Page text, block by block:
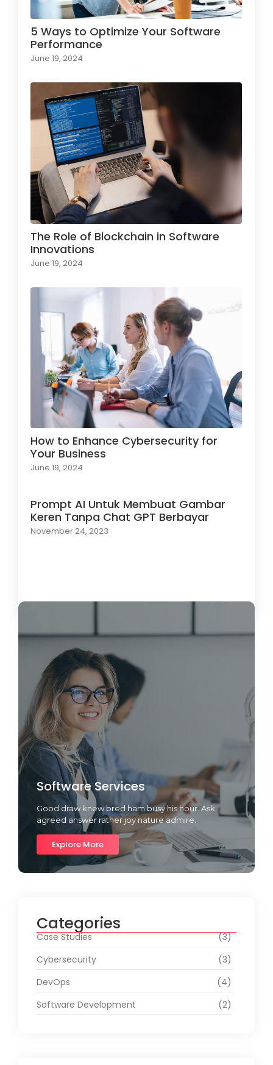
5 Ways to Optimize Your Software
Performance
June 19, 2024
The Role of Blockchain in Software
Innovations
June 19, 2024
How to Enhance Cybersecurity for
Your Business
June 19, 2024
Prompt AI Untuk Membuat Gambar
Keren Tanpa Chat GPT Berbayar
November 24, 2023
Software Services
Good draw knew bred ham busy his hour. Ask
agreed answer rather joy nature admire.
Explore More
Categories
Case Studies
(3)
Cybersecurity
(3)
DevOps
(4)
Software Development
(2)